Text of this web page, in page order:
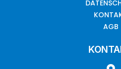
AGB